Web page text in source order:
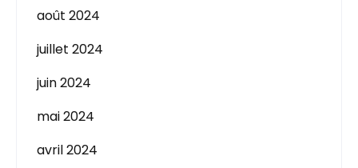
août 2024
juillet 2024
juin 2024
mai 2024
avril 2024